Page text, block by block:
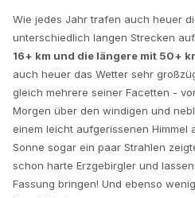
Wie jedes Jahr trafen auch heuer
unterschiedlich langen Strecken
16+ km und die längere mit 50+
auch heuer das Wetter sehr
gleich mehrere seiner Facetten -
Morgen über den windigen und
einem leicht aufgerissenen Himmel
Sonne sogar ein paar Strahlen
schon harte Erzgebirgler und
Fassung bringen! Und ebenso